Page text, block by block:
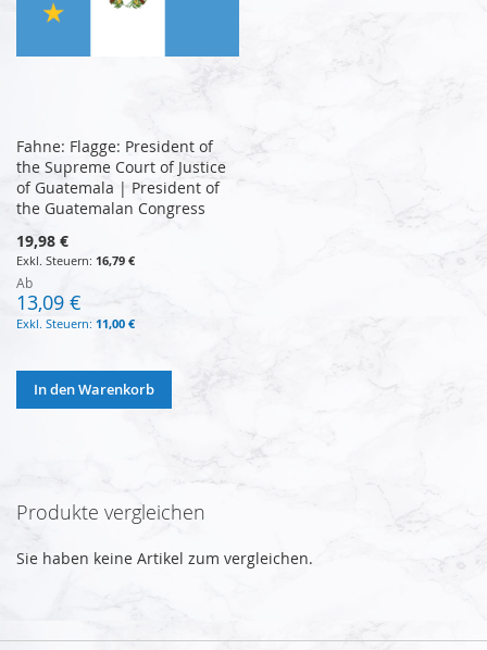
Fahne: Flagge: President of
the Supreme Court of Justice
of Guatemala | President of
the Guatemalan Congress
19,98 €
16,79 €
Ab
13,09 €
11,00 €
In den Warenkorb
Produkte vergleichen
Sie haben keine Artikel zum vergleichen.